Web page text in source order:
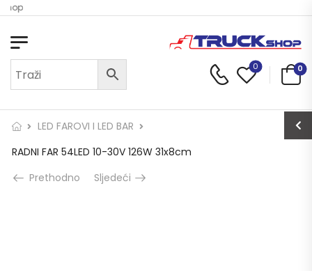
0 0
LED FAROVI I LED BAR
RADNI FAR 54LED 10-30V 126W 31x8cm
Prethodno
Sljedeći